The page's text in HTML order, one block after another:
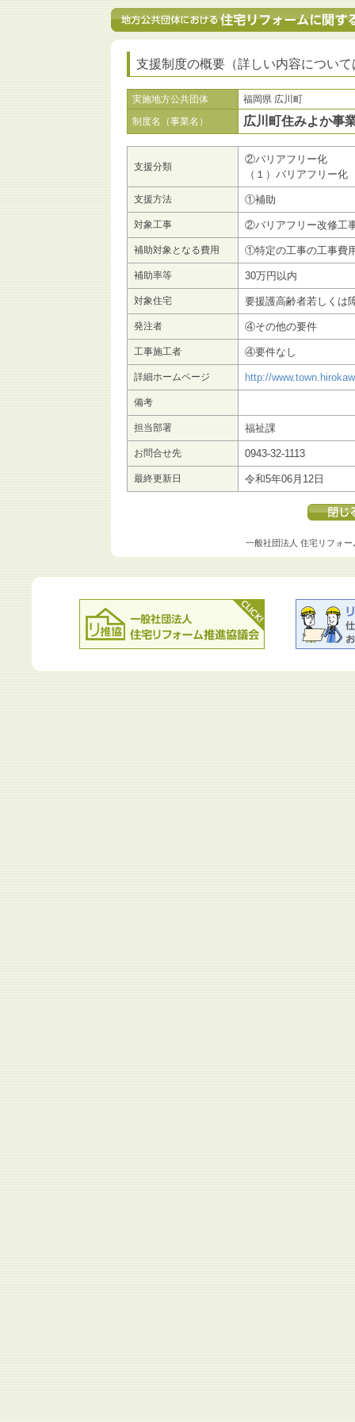
支援制度の概要（詳しい内容につい
実施地方公共団体
福岡県 広川町
制度名（事業名）
広川町住みよか事
支援分類
②バリアフリー化
（１）バリアフリー化
支援方法 ①補助
対象工事 ②バリアフリー改修工
補助対象となる費用 ①特定の工事の工事費
補助率等 30万円以内
対象住宅 要援護高齢者若しくは
発注者 ④その他の要件
工事施工者 ④要件なし
詳細ホームページ http://
備考
担当部署 福祉課
お問合せ先 0943-32-1113
最終更新日 令和5年06月12日
一般社団法人 住宅リフォー